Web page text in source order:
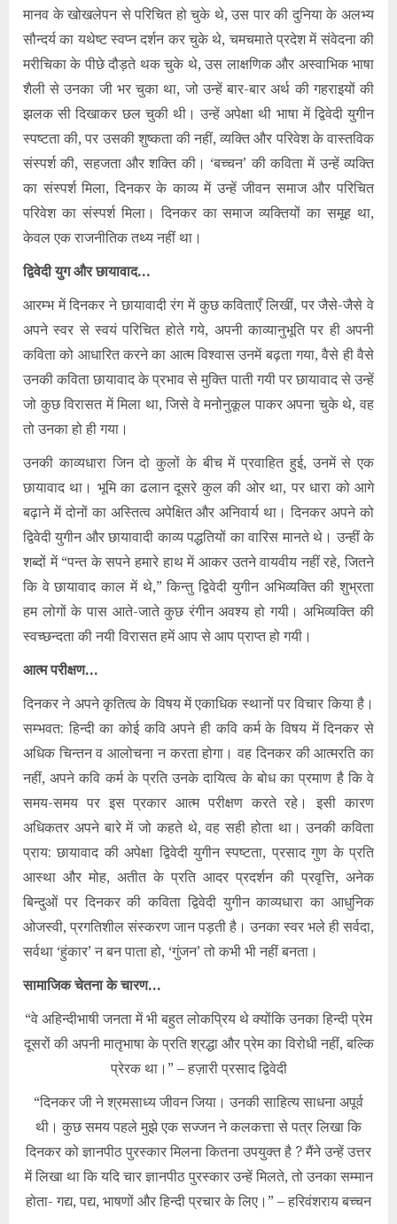
मानव के खोखलेपन से परिचित हो चुके थे, उस पार की दुनिया के अलभ्य
सौन्दर्य का यथेष्ट स्वप्न दर्शन कर चुके थे, चमचमाते प्रदेश में संवेदना की
मरीचिका के पीछे दौड़ते थक चुके थे, उस लाक्षणिक और अस्वाभिक भाषा
शैली से उनका जी भर चुका था, जो उन्हें बार-बार अर्थ की गहराइयों की
झलक सी दिखाकर छल चुकी थी। उन्हें अपेक्षा थी भाषा में द्विवेदी युगीन
स्पष्टता की, पर उसकी शुष्कता की नहीं, व्यक्ति और परिवेश के वास्तविक
संस्पर्श की, सहजता और शक्ति की। ‘बच्चन’ की कविता में उन्हें व्यक्ति
का संस्पर्श मिला, दिनकर के काव्य में उन्हें जीवन समाज और परिचित
परिवेश का संस्पर्श मिला। दिनकर का समाज व्यक्तियों का समूह था,
केवल एक राजनीतिक तथ्य नहीं था।
द्विवेदी युग और छायावाद…
आरम्भ में दिनकर ने छायावादी रंग में कुछ कविताएँ लिखीं, पर जैसे-जैसे वे
अपने स्वर से स्वयं परिचित होते गये, अपनी काव्यानुभूति पर ही अपनी
कविता को आधारित करने का आत्म विश्वास उनमें बढ़ता गया, वैसे ही वैसे
उनकी कविता छायावाद के प्रभाव से मुक्ति पाती गयी पर छायावाद से उन्हें
जो कुछ विरासत में मिला था, जिसे वे मनोनुकूल पाकर अपना चुके थे, वह
तो उनका हो ही गया।
उनकी काव्यधारा जिन दो कुलों के बीच में प्रवाहित हुई, उनमें से एक
छायावाद था। भूमि का ढलान दूसरे कुल की ओर था, पर धारा को आगे
बढ़ाने में दोनों का अस्तित्व अपेक्षित और अनिवार्य था। दिनकर अपने को
द्विवेदी युगीन और छायावादी काव्य पद्धतियों का वारिस मानते थे। उन्हीं के
शब्दों में “पन्त के सपने हमारे हाथ में आकर उतने वायवीय नहीं रहे, जितने
कि वे छायावाद काल में थे,” किन्तु द्विवेदी युगीन अभिव्यक्ति की शुभ्रता
हम लोगों के पास आते-जाते कुछ रंगीन अवश्य हो गयी। अभिव्यक्ति की
स्वच्छन्दता की नयी विरासत हमें आप से आप प्राप्त हो गयी।
आत्म परीक्षण…
दिनकर ने अपने कृतित्व के विषय में एकाधिक स्थानों पर विचार किया है।
सम्भवत: हिन्दी का कोई कवि अपने ही कवि कर्म के विषय में दिनकर से
अधिक चिन्तन व आलोचना न करता होगा। वह दिनकर की आत्मरति का
नहीं, अपने कवि कर्म के प्रति उनके दायित्व के बोध का प्रमाण है कि वे
समय-समय पर इस प्रकार आत्म परीक्षण करते रहे। इसी कारण
अधिकतर अपने बारे में जो कहते थे, वह सही होता था। उनकी कविता
प्राय: छायावाद की अपेक्षा द्विवेदी युगीन स्पष्टता, प्रसाद गुण के प्रति
आस्था और मोह, अतीत के प्रति आदर प्रदर्शन की प्रवृत्ति, अनेक
बिन्दुओं पर दिनकर की कविता द्विवेदी युगीन काव्यधारा का आधुनिक
ओजस्वी, प्रगतिशील संस्करण जान पड़ती है। उनका स्वर भले ही सर्वदा,
सर्वथा ‘हुंकार’ न बन पाता हो, ‘गुंजन’ तो कभी भी नहीं बनता।
सामाजिक चेतना के चारण…
“वे अहिन्दीभाषी जनता में भी बहुत लोकप्रिय थे क्योंकि उनका हिन्दी प्रेम
दूसरों की अपनी मातृभाषा के प्रति श्रद्धा और प्रेम का विरोधी नहीं, बल्कि
प्रेरक था।” – हज़ारी प्रसाद द्विवेदी
“दिनकर जी ने श्रमसाध्य जीवन जिया। उनकी साहित्य साधना अपूर्व
थी। कुछ समय पहले मुझे एक सज्जन ने कलकत्ता से पत्र लिखा कि
दिनकर को ज्ञानपीठ पुरस्कार मिलना कितना उपयुक्त है ? मैंने उन्हें उत्तर
में लिखा था कि यदि चार ज्ञानपीठ पुरस्कार उन्हें मिलते, तो उनका सम्मान
होता- गद्य, पद्य, भाषणों और हिन्दी प्रचार के लिए।” – हरिवंशराय बच्चन